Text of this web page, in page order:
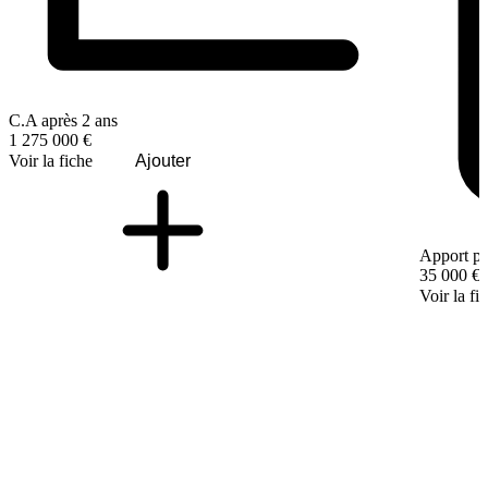
C.A après 2 ans
1 275 000 €
Voir la fiche
Ajouter
Apport
35 000 €
Voir la